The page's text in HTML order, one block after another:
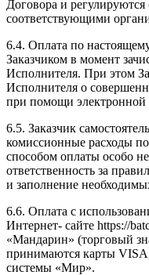
Договора и
соответствующими
6.4. Оплата по
Заказчиком в момент
Исполнителя. При этом
Исполнителя о
при помощи электронной
6.5. Заказчик
комиссионные расходы
способом оплаты особо
ответственность за
и заполнение
6.6. Оплата с
Интернет- сайте https://
«Мандарин» (торговый
принимаются карты
системы «Мир».